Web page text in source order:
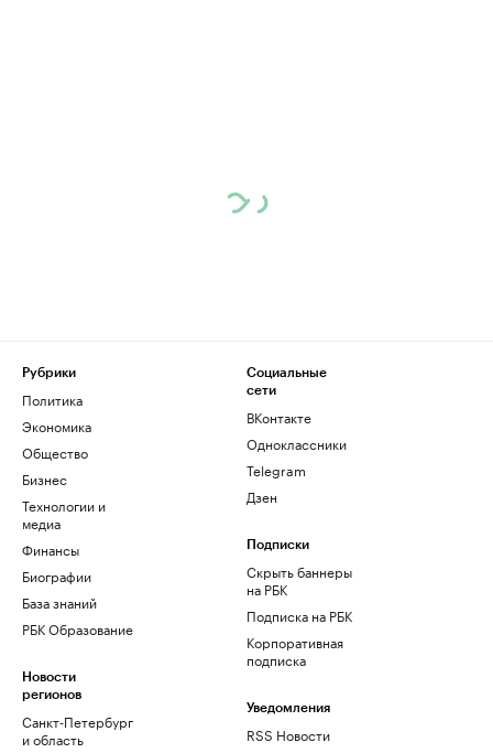
Рубрики
Политика
Экономика
Общество
Бизнес
Технологии и
медиа
Финансы
Биографии
База знаний
РБК Образование
Новости
регионов
Санкт-Петербург
и область
Социальные
сети
ВКонтакте
Одноклассники
Telegram
Дзен
Подписки
Скрыть баннеры
на РБК
Подписка на РБК
Корпоративная
подписка
Уведомления
RSS Новости